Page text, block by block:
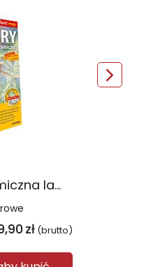
Tatry panoramiczna laminowana mapa turystyczna 1:28 000
zł (brutto)